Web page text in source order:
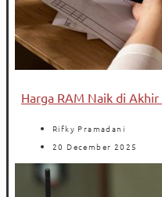
Harga RAM Naik di Akhir
Rifky Pramadani
20 December 2025